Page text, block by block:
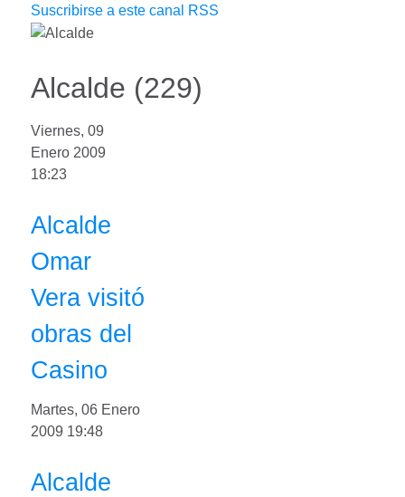
Suscribirse a este canal RSS
Alcalde (229)
Viernes, 09
Enero 2009
18:23
Alcalde
Omar
Vera visitó
obras del
Casino
Martes, 06 Enero
2009 19:48
Alcalde